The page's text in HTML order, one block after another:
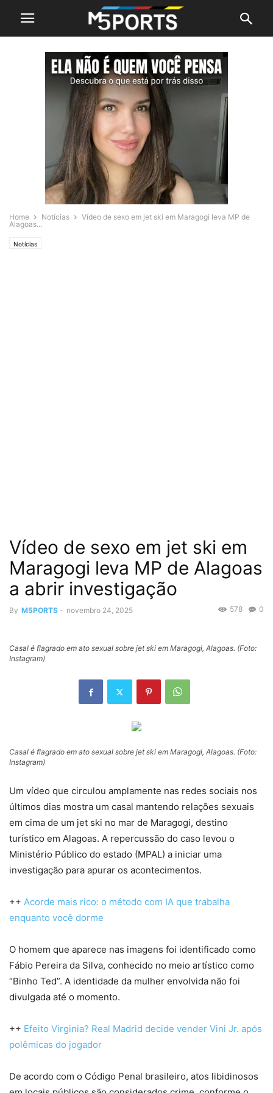
Home Notícias
Vídeo de sexo em jet ski em Maragogi leva MP de
Alagoas...
Notícias
Vídeo de sexo em jet ski em
Maragogi leva MP de Alagoas
a abrir investigação
By M5PORTS - novembro 24, 2025 0
578
Casal é flagrado em ato sexual sobre jet ski em Maragogi, Alagoas. (Foto:
Instagram)
Casal é flagrado em ato sexual sobre jet ski em Maragogi, Alagoas. (Foto:
Instagram)
Um vídeo que circulou amplamente nas redes sociais nos
últimos dias mostra um casal mantendo relações sexuais
em cima de um jet ski no mar de Maragogi, destino
turístico em Alagoas. A repercussão do caso levou o
Ministério Público do estado (MPAL) a iniciar uma
investigação para apurar os acontecimentos.
++ Acorde mais rico: o método com IA que trabalha
enquanto você dorme
O homem que aparece nas imagens foi identificado como
Fábio Pereira da Silva, conhecido no meio artístico como
“Binho Ted”. A identidade da mulher envolvida não foi
divulgada até o momento.
++ Efeito Virginia? Real Madrid decide vender Vini Jr. após
polêmicas do jogador
De acordo com o Código Penal brasileiro, atos libidinosos